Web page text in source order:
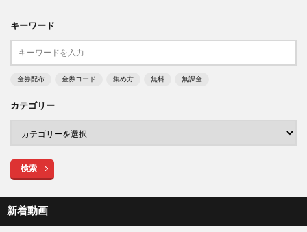
キーワード
金券配布 金券コード 集め方 無料 無課金
カテゴリー
検索
新着動画